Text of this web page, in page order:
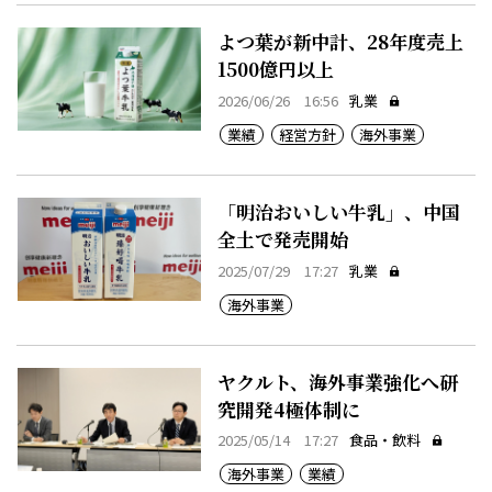
よつ葉が新中計、28年度売上
1500億円以上
2026/06/26 16:56 乳業
業績
経営方針 海外事業
「明治おいしい牛乳」、中国
全土で発売開始
2025/07/29 17:27 乳業
海外事業
ヤクルト、海外事業強化へ研
究開発4極体制に
2025/05/14 17:27 食品・飲料
海外事業
業績